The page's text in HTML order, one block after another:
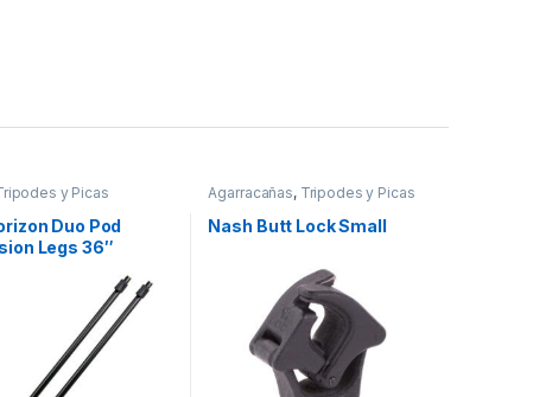
y Picas
Duo Pod
Legs 36″
Agarracañas, Tripodes y Picas
Nash Butt Lock Small